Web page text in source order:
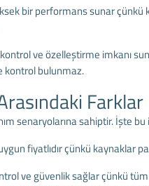
bir performans sunar çünkü
ve özelleştirme imkanı
kontrol bulunmaz.
Farklar
senaryolarına sahiptir. İşte
fiyatlıdır çünkü kaynaklar
ve güvenlik sağlar çünkü